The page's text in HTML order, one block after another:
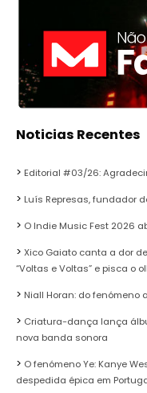
Noticias Recentes
Editorial #03/26:
Luís Represas, fundador
O Indie Music Fest 2026
Xico Gaiato canta a dor
“Voltas e Voltas” e pisca o
Niall Horan: do fenómeno
Criatura-dança lança
nova banda sonora
O fenómeno Ye: Kanye
despedida épica em